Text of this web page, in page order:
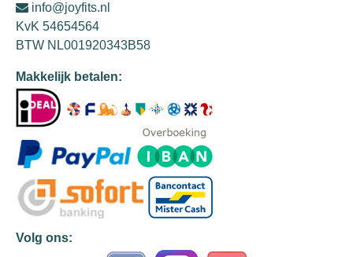
info@joyfits.nl
KvK 54654564
BTW NL001920343B58
Makkelijk betalen:
Volg ons: